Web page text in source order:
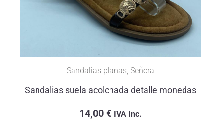
Sandalias planas, Señora
Sandalias suela acolchada detalle monedas
14,00 € IVA Inc.